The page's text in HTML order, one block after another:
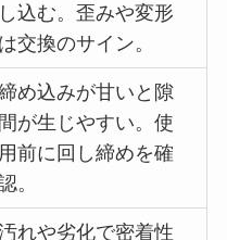
し込む。歪みや変形
は交換のサイン。
め込みが甘いと隙
間が生じやすい。使
用前に回し締めを確
。
れや劣化で密着性